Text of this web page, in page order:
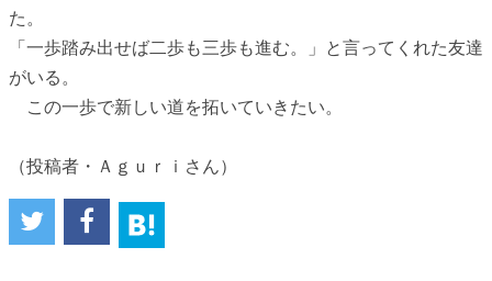
た。
「一歩踏み出せば二歩も三歩も進む。」と言ってくれた友達
がいる。
この一歩で新しい道を拓いていきたい。
（投稿者・Ａｇｕｒｉさん）